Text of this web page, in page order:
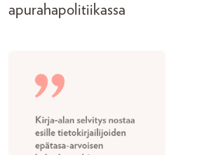
apurahapolitiikassa